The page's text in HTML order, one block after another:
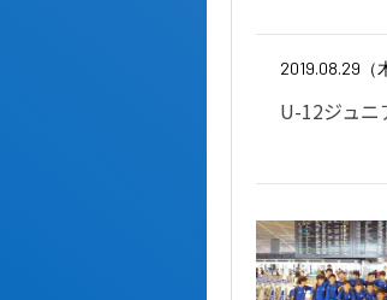
2019.08.29（
U-12ジュ